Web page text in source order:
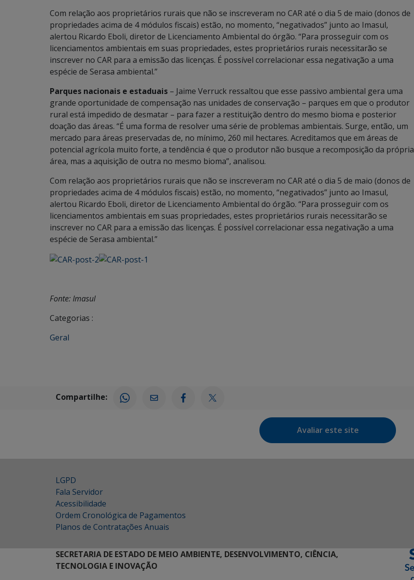
Com relação aos proprietários rurais que não se inscreveram no CAR até o dia 5 de maio (donos de
propriedades acima de 4 módulos fiscais) estão, no momento, “negativados” junto ao Imasul,
alertou Ricardo Eboli, diretor de Licenciamento Ambiental do órgão. “Para prosseguir com os
licenciamentos ambientais em suas propriedades, estes proprietários rurais necessitarão se
inscrever no CAR para a emissão das licenças. É possível correlacionar essa negativação a uma
espécie de Serasa ambiental.”
Parques nacionais e estaduais – Jaime Verruck ressaltou que esse passivo ambiental gera uma
grande oportunidade de compensação nas unidades de conservação – parques em que o produtor
rural está impedido de desmatar – para fazer a restituição dentro do mesmo bioma e posterior
doação das áreas. “É uma forma de resolver uma série de problemas ambientais. Surge, então, um
mercado para áreas preservadas de, no mínimo, 260 mil hectares. Acreditamos que em áreas de
potencial agrícola muito forte, a tendência é que o produtor não busque a recomposição da própria
área, mas a aquisição de outra no mesmo bioma”, analisou.
Com relação aos proprietários rurais que não se inscreveram no CAR até o dia 5 de maio (donos de
propriedades acima de 4 módulos fiscais) estão, no momento, “negativados” junto ao Imasul,
alertou Ricardo Eboli, diretor de Licenciamento Ambiental do órgão. “Para prosseguir com os
licenciamentos ambientais em suas propriedades, estes proprietários rurais necessitarão se
inscrever no CAR para a emissão das licenças. É possível correlacionar essa negativação a uma
espécie de Serasa ambiental.”
Fonte: Imasul
Categorias :
Geral
Compartilhe:
Avaliar este site
LGPD
Fala Servidor
Acessibilidade
Ordem Cronológica de Pagamentos
Planos de Contratações Anuais
SECRETARIA DE ESTADO DE MEIO AMBIENTE, DESENVOLVIMENTO, CIÊNCIA,
TECNOLOGIA E INOVAÇÃO